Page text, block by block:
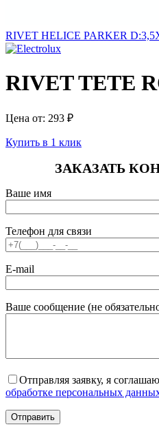
RIVET HELICE PARKER
RIVET TETE
Цена от: 293 ₽
Купить в 1 клик
ЗАКАЗАТЬ
Ваше имя
Телефон для связи
E-mail
Ваше сообщение (не
Отправляя заявку, я
обработке персональных